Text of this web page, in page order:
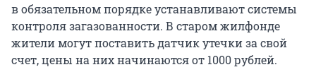
в обязательном порядке устанавливают системы
контроля загазованности. В старом жилфонде
жители могут поставить датчик утечки за свой
счет, цены на них начинаются от 1000 рублей.